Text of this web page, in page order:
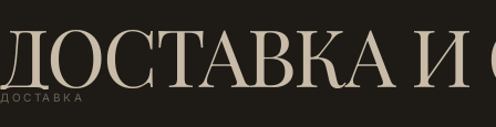
ДОСТАВКА
ДОСТАВКА